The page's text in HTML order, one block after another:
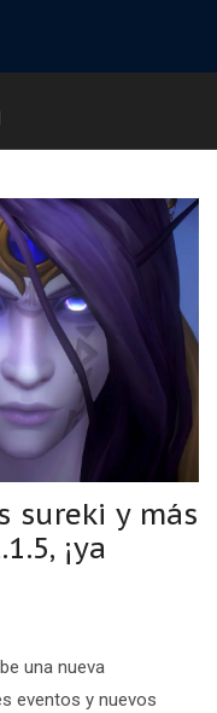
sureki y más
¡ya
una nueva
eventos y nuevos